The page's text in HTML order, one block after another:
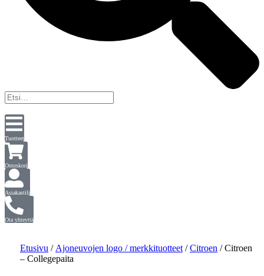
Tuotteet
Ostoskori
Asiakastili
Ota yhteyttä
Etusivu /Ajoneuvojen logo / merkkituotteet/Citroen / Citroen
– Collegepaita